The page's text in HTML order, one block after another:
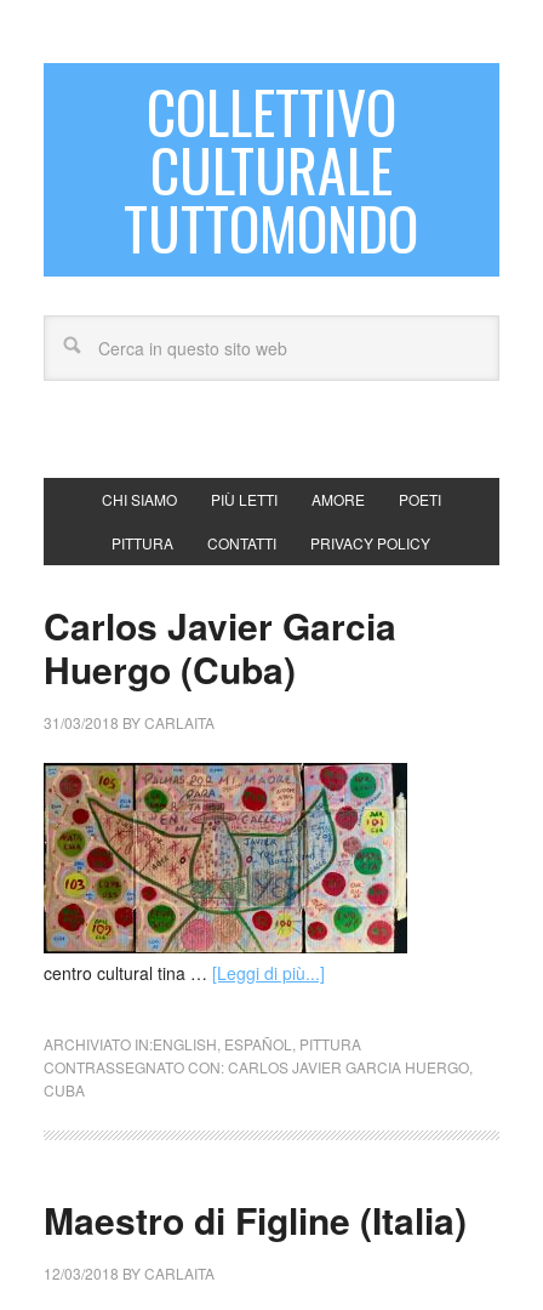
COLLETTIVO
CULTURALE
TUTTOMONDO
CHI SIAMO PIÙ LETTI AMORE POETI
PITTURA CONTATTI PRIVACY POLICY
Carlos Javier Garcia
Huergo (Cuba)
31/03/2018 BYCARLAITA
centro cultural tina … [Leggi di più...]
ARCHIVIATO IN:ENGLISH ESPAÑOL
PITTURA
CONTRASSEGNATO CON:CARLOS JAVIER GARCIA HUERGO,
CUBA
Maestro di Figline (Italia)
12/03/2018 BYCARLAITA